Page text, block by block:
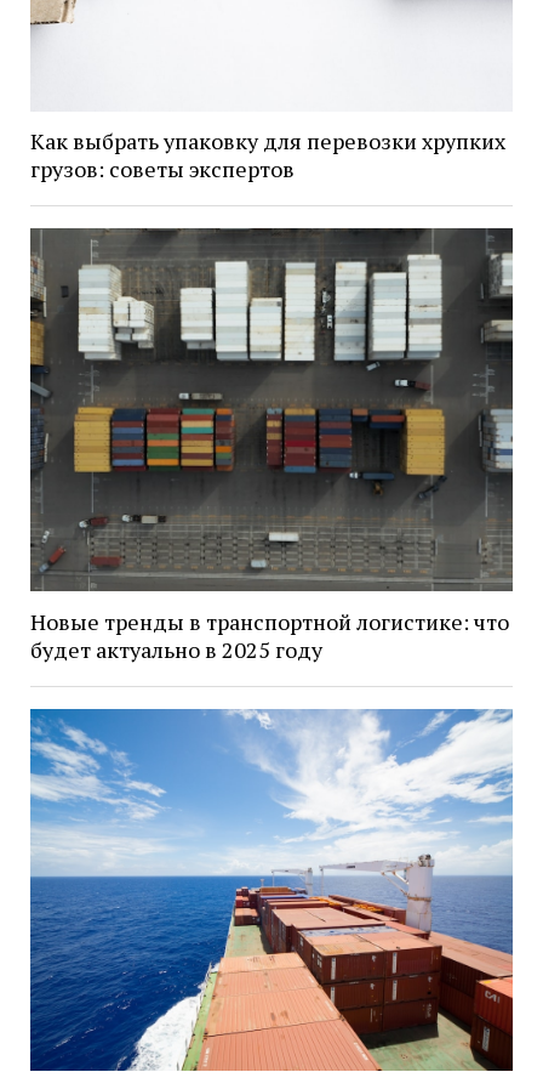
Как выбрать упаковку для перевозки хрупких
грузов: советы экспертов
Новые тренды в транспортной логистике: что
будет актуально в 2025 году